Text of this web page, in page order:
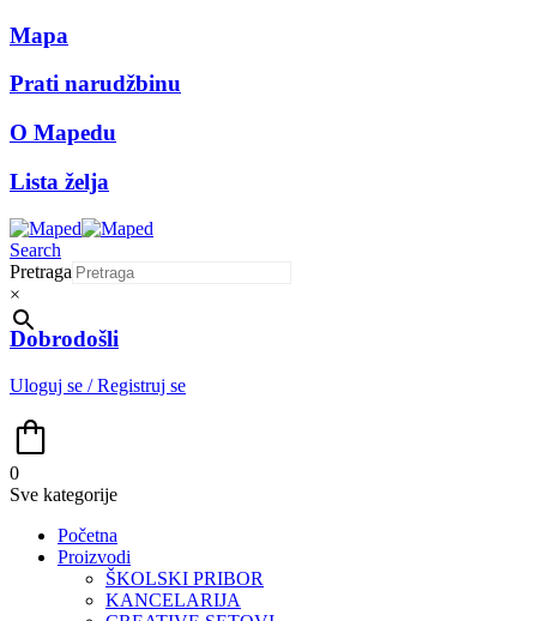
Mapa
Prati narudžbinu
O Mapedu
Lista želja
Search
Pretraga
×
Dobrodošli
Uloguj se / Registruj se
0
Sve kategorije
Početna
Proizvodi
ŠKOLSKI PRIBOR
KANCELARIJA